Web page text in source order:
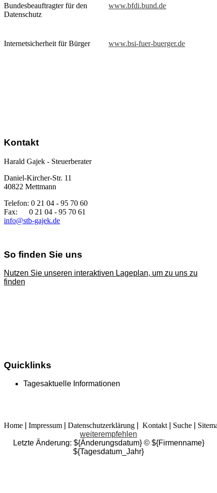
Bundesbeauftragter für den
Datenschutz
www.bfdi.bund.de
Internetsicherheit für Bürger www.bsi-fuer-buerger.de
Kontakt
Harald Gajek - Steuerberater
Daniel-Kircher-Str. 11
40822 Mettmann
Telefon: 0 21 04 - 95 70 60
Fax: 0 21 04 - 95 70 61
info@stb-gajek.de
So finden Sie uns
Nutzen Sie unseren interaktiven La­ge­plan, um zu uns zu
finden
Quicklinks
Tagesaktuelle Informationen
Home Impressum Datenschutzerklärung Kontakt Suche
weiterempfehlen
Letzte Änderung: ${Änderungsdatum} © ${Firmenname}
${Tagesdatum_Jahr}